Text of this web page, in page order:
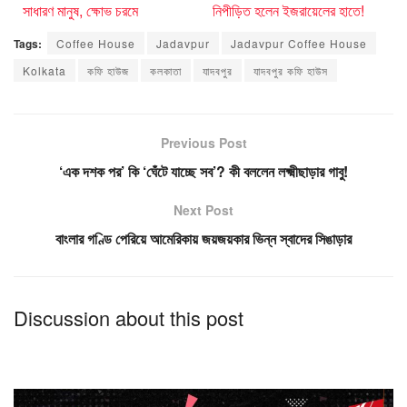
সাধারণ মানুষ, ক্ষোভ চরমে
নিপীড়িত হলেন ইজরায়েলের হাতে!
Tags: Coffee House Jadavpur
Jadavpur Coffee House
Kolkata
কফি হাউজ কলকাতা যাদবপুর যাদবপুর কফি হাউস
Previous Post
‘এক দশক পর’ কি ‘ঘেঁটে যাচ্ছে সব’? কী বললেন লক্ষ্মীছাড়ার গাবু!
Next Post
বাংলার গণ্ডি পেরিয়ে আমেরিকায় জয়জয়কার ভিন্ন স্বাদের সিঙাড়ার
Discussion about this post